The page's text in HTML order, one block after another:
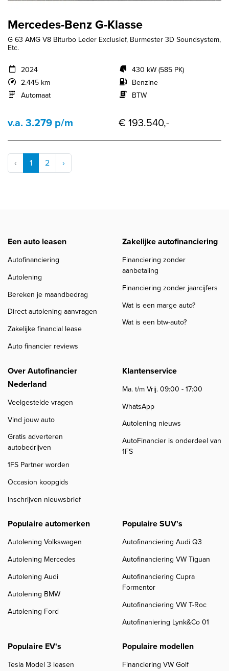
Mercedes-Benz G-Klasse
G 63 AMG V8 Biturbo Leder Exclusief, Burmester 3D Soundsystem,
Etc.
2024
2.445 km
Automaat
430 kW (585 PK)
Benzine
BTW
v.a. 3.279 p/m € 193.540,-
‹ 1 2 ›
Een auto leasen
Autofinanciering
Autolening
Bereken je maandbedrag
Direct autolening aanvragen
Zakelijke financial lease
Auto financier reviews
Zakelijke autofinanciering
Financiering zonder
aanbetaling
Financiering zonder jaarcijfers
Wat is een marge auto?
Wat is een btw-auto?
Over Autofinancier
Nederland
Veelgestelde vragen
Vind jouw auto
Gratis adverteren
autobedrijven
1FS Partner worden
Occasion koopgids
Inschrijven nieuwsbrief
Klantenservice
Ma. t/m Vrij. 09:00 - 17:00
WhatsApp
Autolening nieuws
AutoFinancier is onderdeel van
1FS
Populaire automerken
Autolening Volkswagen
Autolening Mercedes
Autolening Audi
Autolening BMW
Autolening Ford
Populaire SUV's
Autofinanciering Audi Q3
Autofinanciering VW Tiguan
Autofinanciering Cupra
Formentor
Autofinanciering VW T-Roc
Autofinaniering Lynk&Co 01
Populaire EV's
Tesla Model 3 leasen
Populaire modellen
Financiering VW Golf